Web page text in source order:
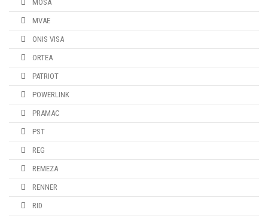
MOSA
MVAE
ONIS VISA
ORTEA
PATRIOT
POWERLINK
PRAMAC
PST
REG
REMEZA
RENNER
RID